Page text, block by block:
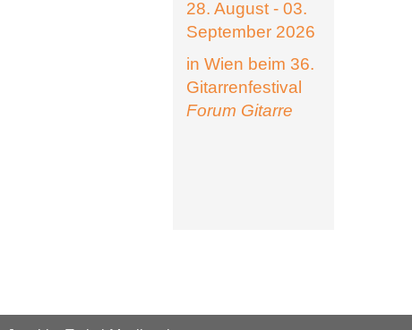
28. August - 03.
September 2026
in Wien beim 36.
Gitarrenfestival
Forum Gitarre